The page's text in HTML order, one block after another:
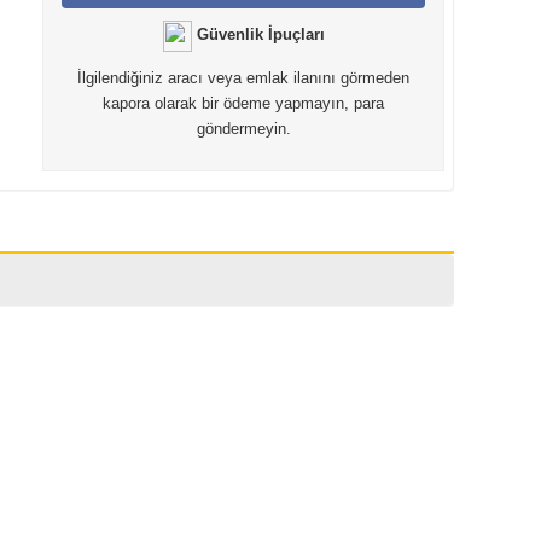
Güvenlik İpuçları
İlgilendiğiniz aracı veya emlak ilanını görmeden
kapora olarak bir ödeme yapmayın, para
göndermeyin.